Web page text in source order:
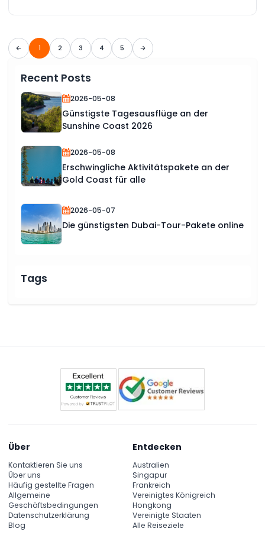
1 2 3 4 5
Recent Posts
2026-05-08
Günstigste Tagesausflüge an der
Sunshine Coast 2026
2026-05-08
Erschwingliche Aktivitätspakete an der
Gold Coast für alle
2026-05-07
Die günstigsten Dubai-Tour-Pakete online
Tags
Über
Kontaktieren Sie uns
Über uns
Häufig gestellte Fragen
Allgemeine
Geschäftsbedingungen
Datenschutzerklärung
Blog
Entdecken
Australien
Singapur
Frankreich
Vereinigtes Königreich
Hongkong
Vereinigte Staaten
Alle Reiseziele